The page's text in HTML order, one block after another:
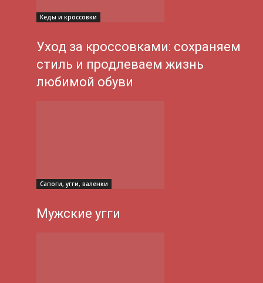
Кеды и кроссовки
Уход за кроссовками: сохраняем
стиль и продлеваем жизнь
любимой обуви
Сапоги, угги, валенки
Мужские угги